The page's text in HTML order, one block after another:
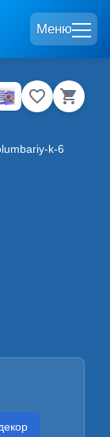
Меню
k-6